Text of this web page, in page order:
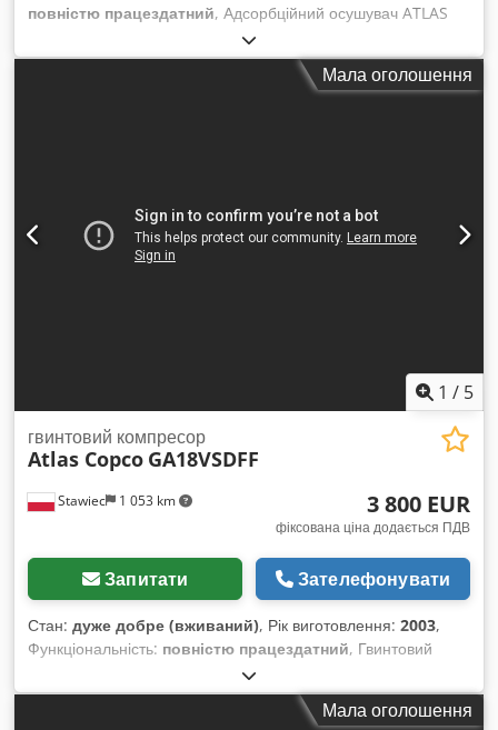
повністю працездатний, Адсорбційний осушувач ATLAS
COPCO CD 80 Технічні характеристики: Dwodpezm Ip Rjfx
Aa Eea продуктивність: 4800 л/хв; осушувач повністю
справний; ціна нетто: 3500 злотих; ціна брутто: 4305 злотих.
Мала оголошення
1 / 5
Stawiec 1 053 km
гвинтовий компресор
Atlas Copco GA18VSDFF
3 800 EUR
фіксована ціна додається ПДВ
Запитати Зателефонувати
Стан: дуже добре (вживаний), Рік виготовлення: 2003,
Функціональність: повністю працездатний, Гвинтовий
компресор ATLAS COPCO GA18VSDFF, обладнаний
частотним перетворювачем і осушувачем повітря, після
сервісного обслуговування. Технічні характеристики:
Мала оголошення